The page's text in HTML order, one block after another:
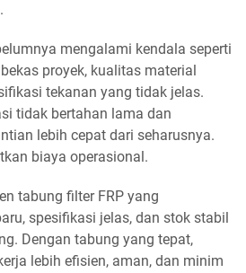
mengalami kendala seperti
proyek, kualitas material
tekanan yang tidak jelas.
tidak bertahan lama dan
lebih cepat dari seharusnya.
biaya operasional.
tabung filter FRP yang
spesifikasi jelas, dan stok stabil
Dengan tabung yang tepat,
lebih efisien, aman, dan minim